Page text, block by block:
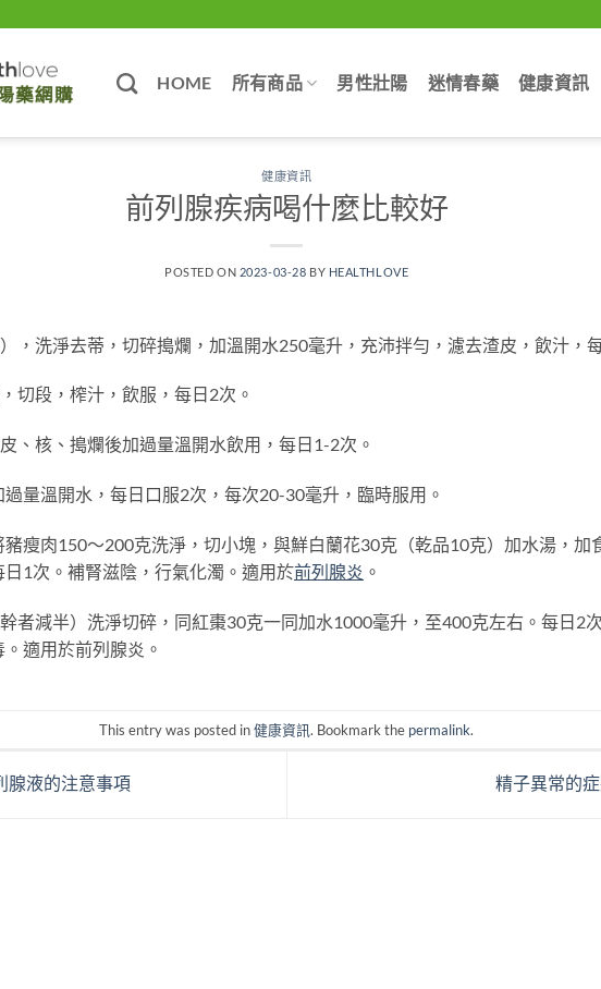
HOME 所有商品 男性壯陽 迷情春藥 健康資訊
健康資訊
前列腺疾病喝什麼比較好
POSTED ON 2023-03-28 BY HEALTHLOVE
，洗淨去蒂，切碎搗爛，加溫開水250毫升，充沛拌勻，濾去渣皮，飲汁，
切段，榨汁，飲服，每日2次。
、核、搗爛後加過量溫開水飲用，每日1-2次。
量溫開水，每日口服2次，每次20-30毫升，臨時服用。
豬瘦肉150～200克洗淨，切小塊，與鮮白蘭花30克（乾品10克）加水湯，加
1次。補腎滋陰，行氣化濁。適用於前列腺炎 。
者減半）洗淨切碎，同紅棗30克一同加水1000毫升，至400克左右。每日2
適用於前列腺炎。
This entry was posted in健康資訊. Bookmark the permalink.
腺液的注意事項 精子異常的